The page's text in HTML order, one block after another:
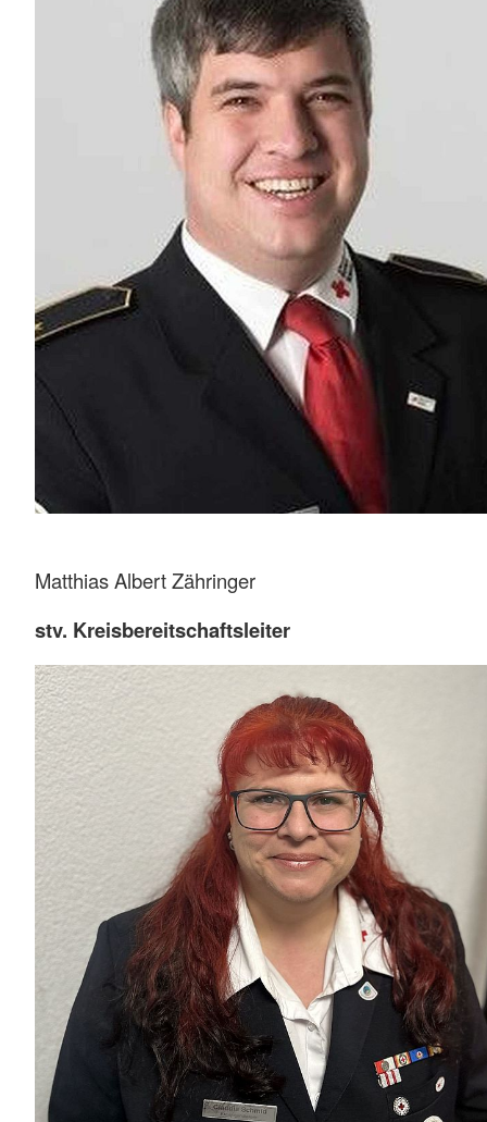
Matthias Albert Zähringer
stv. Kreisbereitschaftsleiter